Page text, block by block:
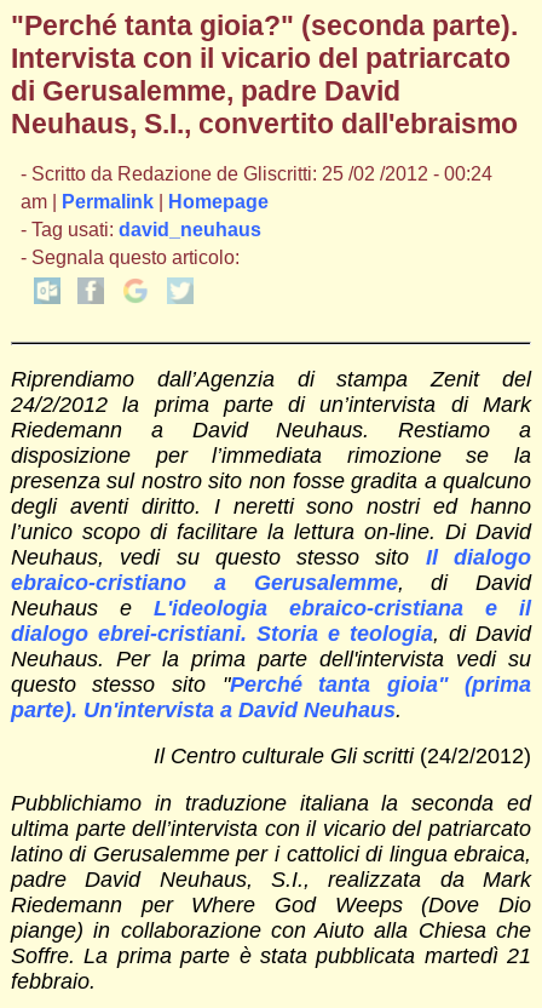
"Perché tanta gioia?" (seconda parte).
Intervista con il vicario del patriarcato
di Gerusalemme, padre David
Neuhaus, S.I., convertito dall'ebraismo
- Scritto da Redazione de Gliscritti: 25 /02 /2012 - 00:24
am |
Permalink|
Homepage
- Tag usati: david_neuhaus
- Segnala questo articolo:
Riprendiamo dall’Agenzia di stampa Zenit del
24/2/2012 la prima parte di un’intervista di Mark
Riedemann a David Neuhaus. Restiamo a
disposizione per l’immediata rimozione se la
presenza sul nostro sito non fosse gradita a qualcuno
degli aventi diritto. I neretti sono nostri ed hanno
l’unico scopo di facilitare la lettura on-line. Di David
Neuhaus, vedi su questo stesso sito Il dialogo
ebraico-cristiano a Gerusalemme, di David
Neuhaus e L'ideologia ebraico-cristiana e il
dialogo ebrei-cristiani. Storia e teologia, di David
Neuhaus. Per la prima parte dell'intervista vedi su
questo stesso sito "Perché tanta gioia" (prima
parte). Un'intervista a David Neuhaus.
Il Centro culturale Gli scritti (24/2/2012)
Pubblichiamo in traduzione italiana la seconda ed
ultima parte dell’intervista con il vicario del patriarcato
latino di Gerusalemme per i cattolici di lingua ebraica,
padre David Neuhaus, S.I., realizzata da Mark
Riedemann per Where God Weeps (Dove Dio
piange) in collaborazione con Aiuto alla Chiesa che
Soffre. La prima parte è stata pubblicata martedì 21
febbraio.